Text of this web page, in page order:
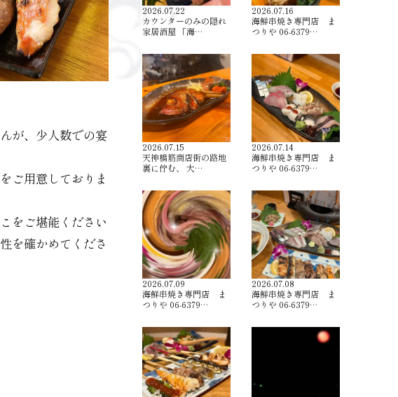
が、少人数での宴
ご用意しておりま
をご堪能ください
を確かめてくださ
2026.07.22
カウンターのみの隠れ
家居酒屋 「海…
2026.07.16
海鮮串焼き専門店 ま
つりや 06-6379…
2026.07.15
天神橋筋商店街の路地
裏に佇む、 大…
2026.07.14
海鮮串焼き専門店 ま
つりや 06-6379…
2026.07.09
海鮮串焼き専門店 ま
つりや 06-6379…
2026.07.08
海鮮串焼き専門店 ま
つりや 06-6379…